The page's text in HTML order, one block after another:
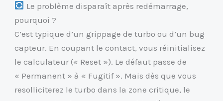
Le problème disparaît après redémarrage,
pourquoi ?
C’est typique d’un grippage de turbo ou d’un bug
capteur. En coupant le contact, vous réinitialisez
le calculateur (« Reset »). Le défaut passe de
« Permanent » à « Fugitif ». Mais dès que vous
resolliciterez le turbo dans la zone critique, le